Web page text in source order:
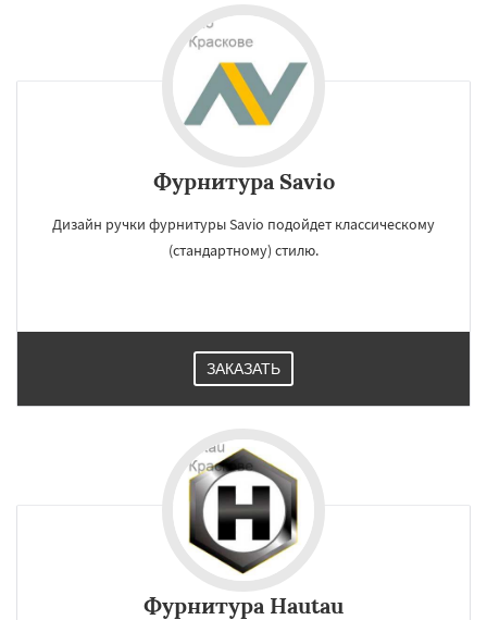
Фурнитура Savio
Дизайн ручки фурнитуры Savio подойдет классическому
(стандартному) стилю.
ЗАКАЗАТЬ
Фурнитура Hautau